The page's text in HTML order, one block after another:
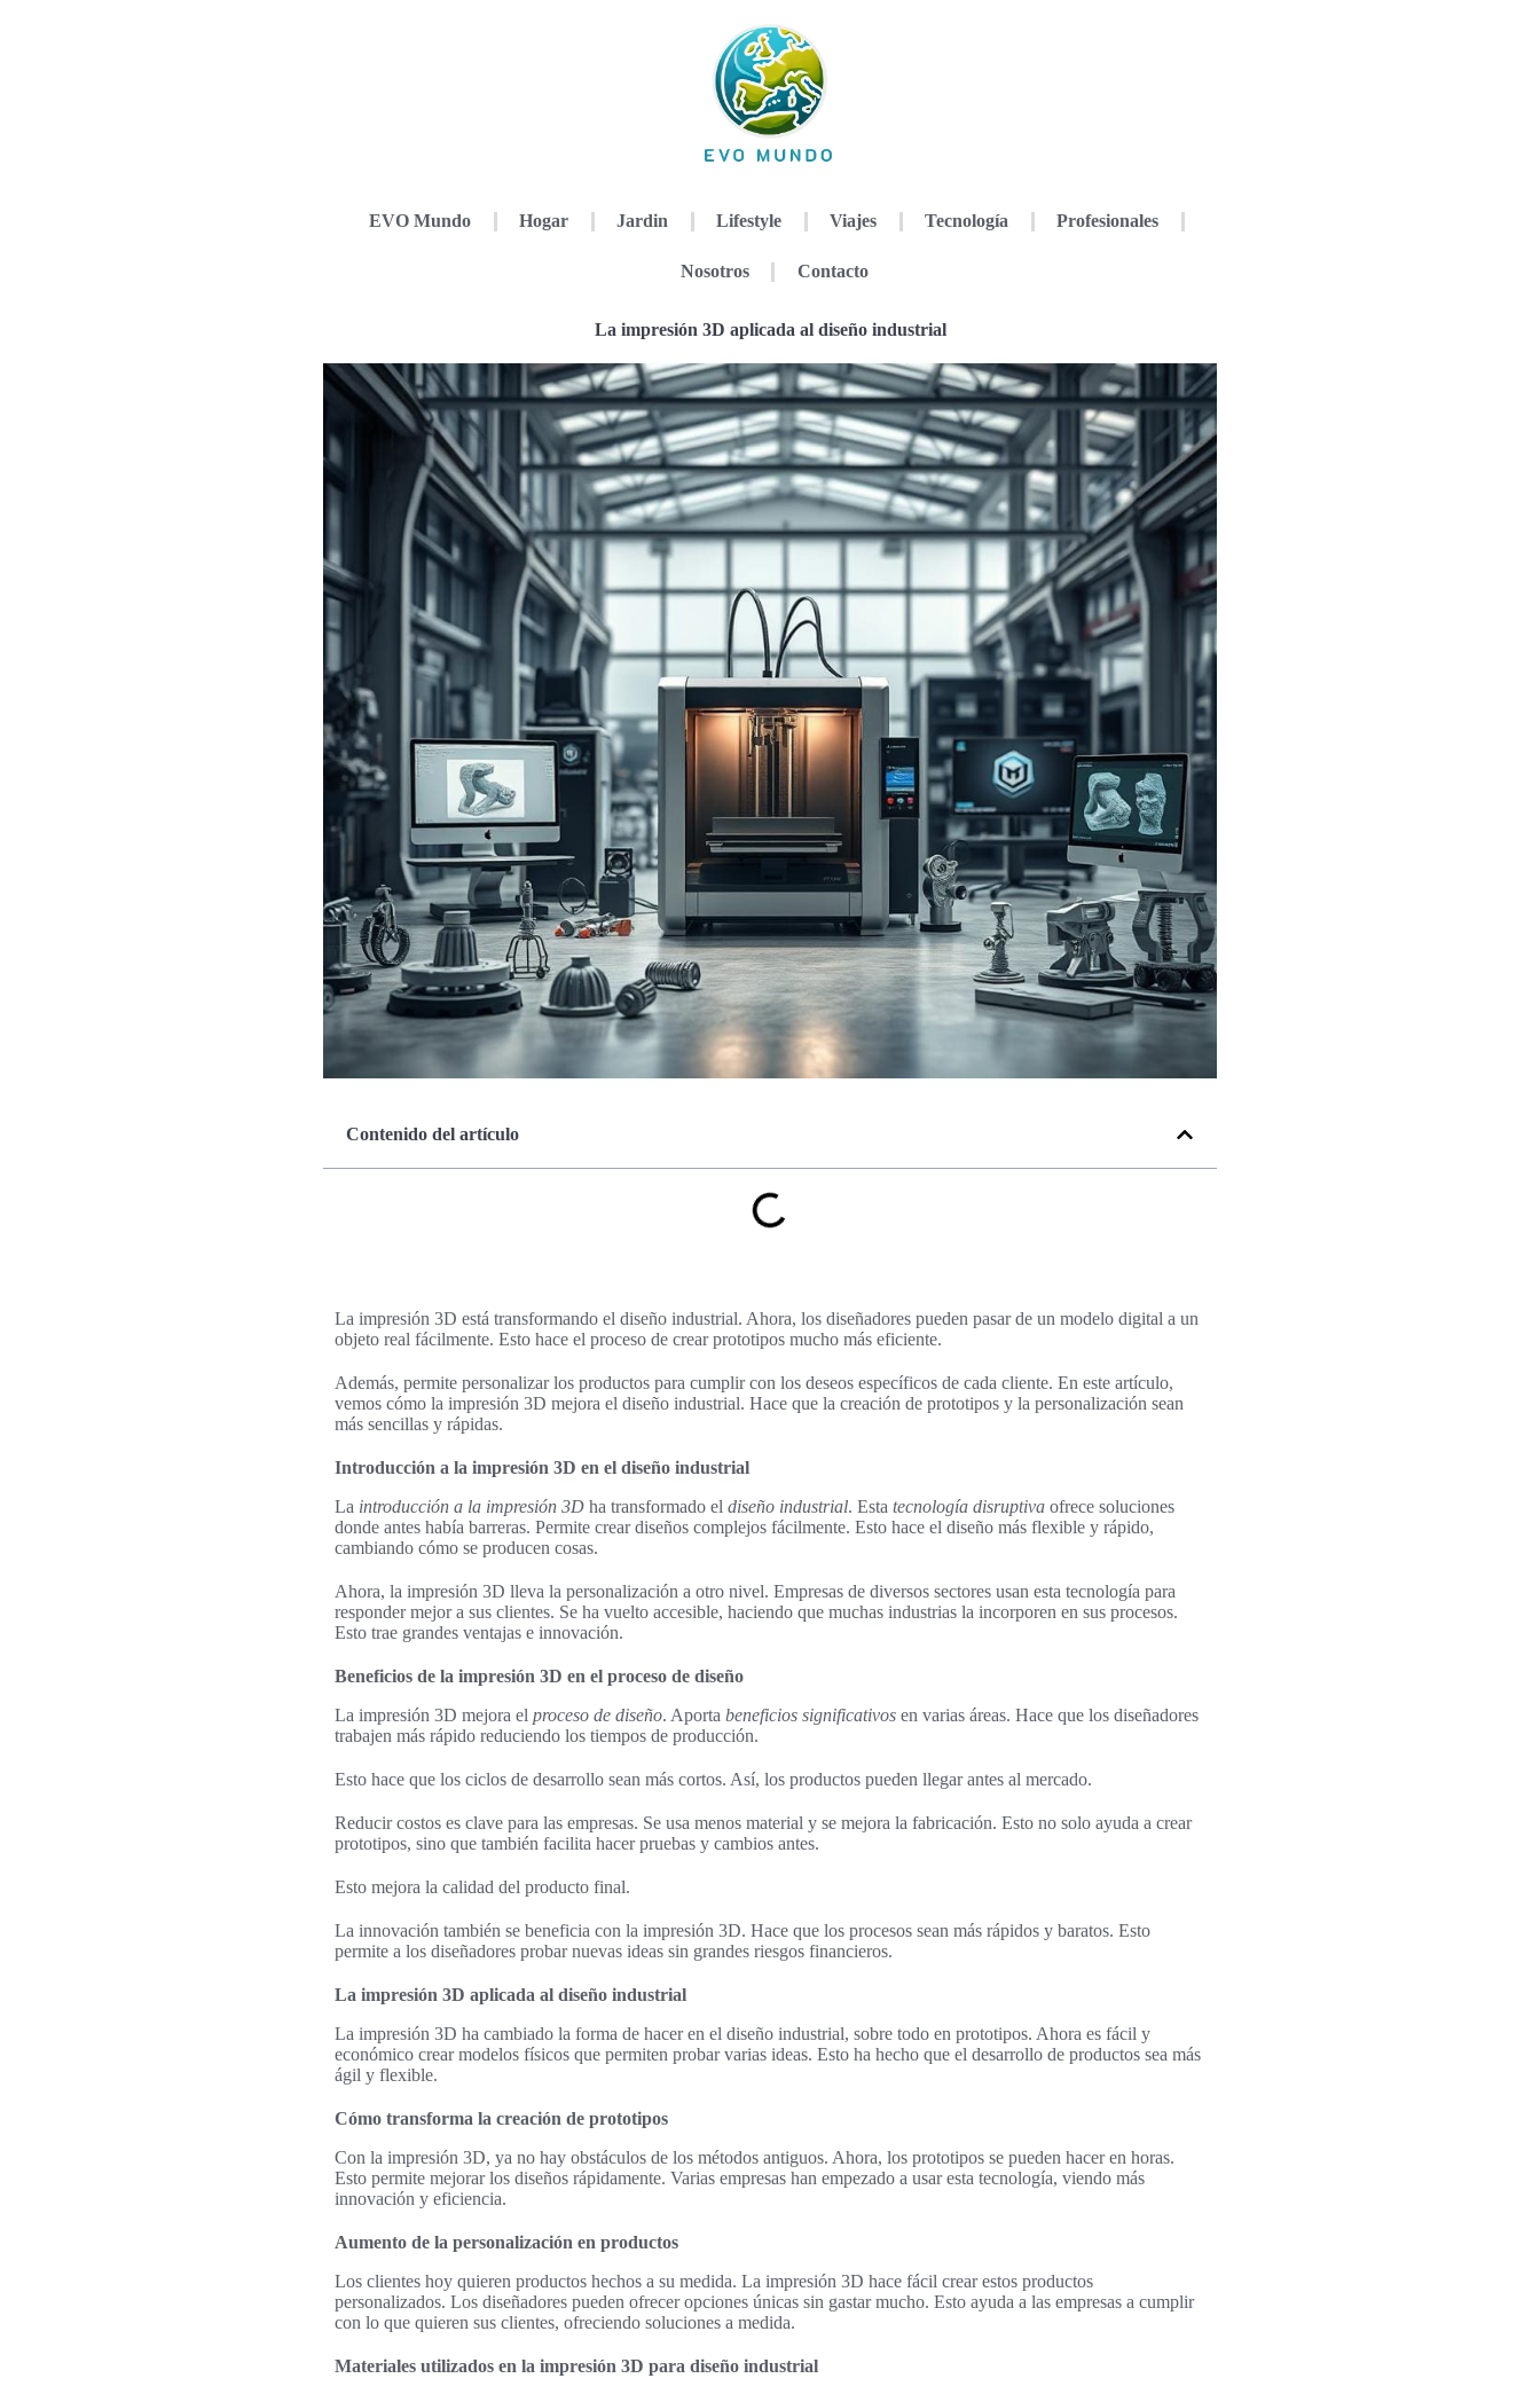
EVO Mundo Hogar Jardin Lifestyle Viajes Tecnología Profesionales
Nosotros Contacto
La impresión 3D aplicada al diseño industrial
Contenido del artículo
La impresión 3D está transformando el diseño industrial. Ahora, los diseñadores pueden pasar de un modelo digital a un
objeto real fácilmente. Esto hace el proceso de crear prototipos mucho más eficiente.
Además, permite personalizar los productos para cumplir con los deseos específicos de cada cliente. En este artículo,
vemos cómo la impresión 3D mejora el diseño industrial. Hace que la creación de prototipos y la personalización sean
más sencillas y rápidas.
Introducción a la impresión 3D en el diseño industrial
La introducción a la impresión 3D ha transformado el diseño industrial. Esta tecnología disruptiva ofrece soluciones
donde antes había barreras. Permite crear diseños complejos fácilmente. Esto hace el diseño más flexible y rápido,
cambiando cómo se producen cosas.
Ahora, la impresión 3D lleva la personalización a otro nivel. Empresas de diversos sectores usan esta tecnología para
responder mejor a sus clientes. Se ha vuelto accesible, haciendo que muchas industrias la incorporen en sus procesos.
Esto trae grandes ventajas e innovación.
Beneficios de la impresión 3D en el proceso de diseño
La impresión 3D mejora el proceso de diseño. Aporta beneficios significativos en varias áreas. Hace que los diseñadores
trabajen más rápido reduciendo los tiempos de producción.
Esto hace que los ciclos de desarrollo sean más cortos. Así, los productos pueden llegar antes al mercado.
Reducir costos es clave para las empresas. Se usa menos material y se mejora la fabricación. Esto no solo ayuda a crear
prototipos, sino que también facilita hacer pruebas y cambios antes.
Esto mejora la calidad del producto final.
La innovación también se beneficia con la impresión 3D. Hace que los procesos sean más rápidos y baratos. Esto
permite a los diseñadores probar nuevas ideas sin grandes riesgos financieros.
La impresión 3D aplicada al diseño industrial
La impresión 3D ha cambiado la forma de hacer en el diseño industrial, sobre todo en prototipos. Ahora es fácil y
económico crear modelos físicos que permiten probar varias ideas. Esto ha hecho que el desarrollo de productos sea más
ágil y flexible.
Cómo transforma la creación de prototipos
Con la impresión 3D, ya no hay obstáculos de los métodos antiguos. Ahora, los prototipos se pueden hacer en horas.
Esto permite mejorar los diseños rápidamente. Varias empresas han empezado a usar esta tecnología, viendo más
innovación y eficiencia.
Aumento de la personalización en productos
Los clientes hoy quieren productos hechos a su medida. La impresión 3D hace fácil crear estos productos
personalizados. Los diseñadores pueden ofrecer opciones únicas sin gastar mucho. Esto ayuda a las empresas a cumplir
con lo que quieren sus clientes, ofreciendo soluciones a medida.
Materiales utilizados en la impresión 3D para diseño industrial